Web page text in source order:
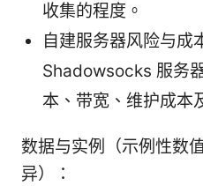
收集的程度。
自建服务器风险与成
Shadowsocks 服务
本、带宽、维护成本
数据与实例（示例性数
异）：